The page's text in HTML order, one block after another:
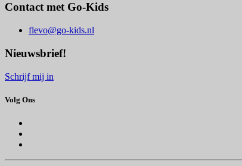
Contact met Go-Kids
flevo@go-kids.nl
Nieuwsbrief!
Schrijf mij in
Volg Ons